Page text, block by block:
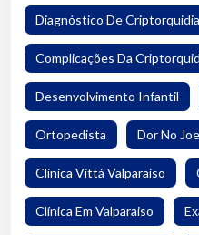
Diagnóstico De Criptorquidia
Complicações Da
Desenvolvimento Infantil
Ortopedista Dor No
Clinica Vittá Valparaiso
Clínica Em Valparaiso